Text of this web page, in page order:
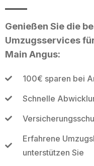
Genießen Sie die
Umzugsservices
Main Angus:
100€ sparen bei
Schnelle
Erfahrene
unterstützen Sie